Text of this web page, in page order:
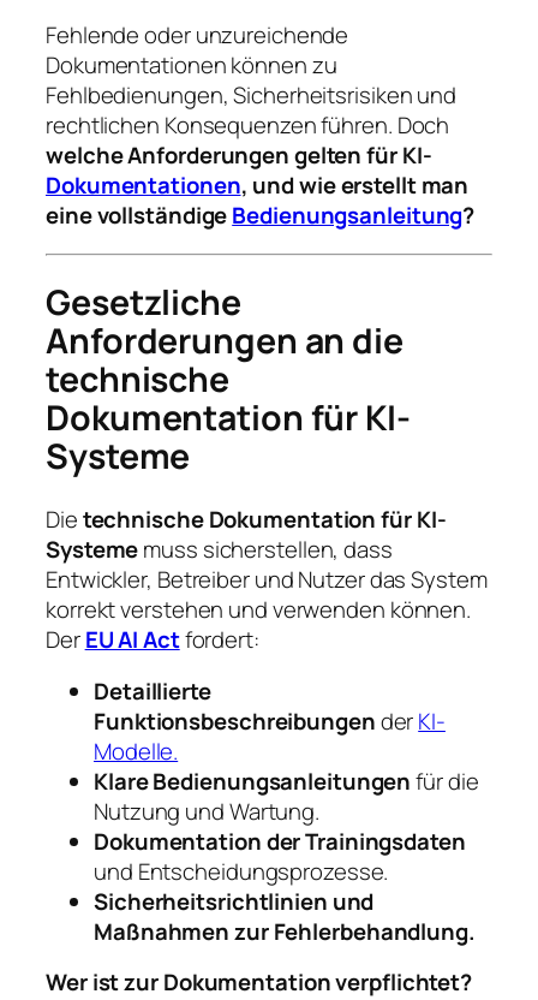
Fehlende oder unzureichende
Dokumentationen können zu
Fehlbedienungen, Sicherheitsrisiken und
rechtlichen Konsequenzen führen. Doch
welche Anforderungen gelten für KI-
Dokumentationen, und wie erstellt man
eine vollständigeBedienungsanleitung?
Gesetzliche
Anforderungen an die
technische
Dokumentation für KI-
Systeme
Dietechnische Dokumentation für KI-
Systememuss sicherstellen, dass
Entwickler, Betreiber und Nutzer das System
korrekt verstehen und verwenden können.
DerEU AI Actfordert:
Detaillierte
FunktionsbeschreibungenderKI-
Modelle.
Klare Bedienungsanleitungenfür die
Nutzung und Wartung.
Dokumentation der Trainingsdaten
und Entscheidungsprozesse.
Sicherheitsrichtlinien und
Maßnahmen zur Fehlerbehandlung.
Wer ist zur Dokumentation verpflichtet?